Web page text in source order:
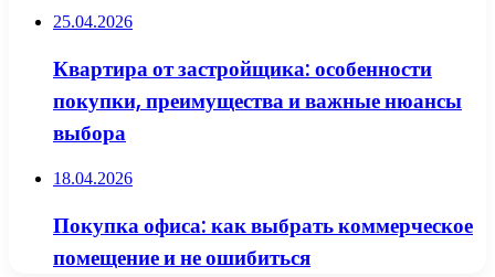
25.04.2026
Квартира от застройщика: особенности
покупки, преимущества и важные нюансы
выбора
18.04.2026
Покупка офиса: как выбрать коммерческое
помещение и не ошибиться